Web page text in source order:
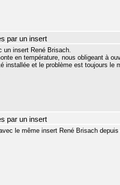
par un insert
un insert René Brisach.
en température, nous obligeant à
installée et le problème est toujours le
par un insert
le même insert René Brisach depuis